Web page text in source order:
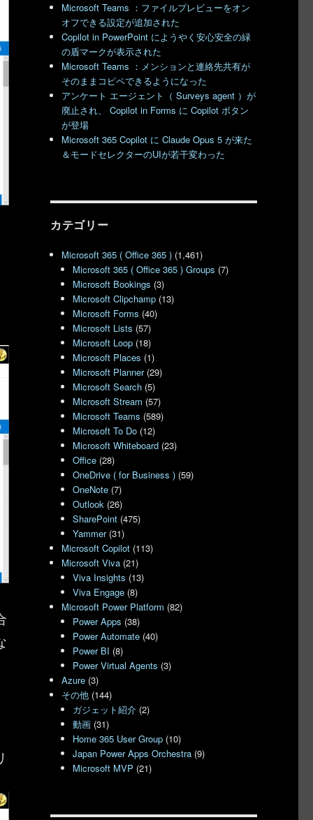
Microsoft Teams ：ファイルプレビューをオン
オフできる設定が追加された
Copilot in PowerPoint にようやく安心安全の緑
の盾マークが表示された
Microsoft Teams ：メンションと連絡先共有が
そのままコピペできるようになった
アンケート エージェント（ Surveys agent ）が
廃止され、 Copilot in Forms に Copilot ボタン
が登場
Microsoft 365 Copilot に Claude Opus 5 が来た
＆モードセレクターのUIが若干変わった
カテゴリー
Microsoft 365 ( Office 365 ) (1,461)
Microsoft 365 ( Office 365 ) Groups (7)
Microsoft Bookings (3)
Microsoft Clipchamp (13)
Microsoft Forms (40)
Microsoft Lists (57)
Microsoft Loop (18)
Microsoft Places (1)
Microsoft Planner(29)
Microsoft Search (5)
Microsoft Stream (57)
Microsoft Teams (589)
Microsoft To Do (12)
Microsoft Whiteboard (23)
Office (28)
OneDrive ( for Business ) (59)
OneNote (7)
Outlook (26)
SharePoint (475)
Yammer(31)
Microsoft Copilot (113)
Microsoft Viva (21)
Viva Insights (13)
Viva Engage (8)
Microsoft Power Platform (82)
Power Apps (38)
Power Automate (40)
Power BI (8)
Power Virtual Agents (3)
Azure (3)
その他 (144)
ガジェット紹介 (2)
動画 (31)
Home 365 User Group (10)
Japan Power Apps Orchestra (9)
Microsoft MVP (21)